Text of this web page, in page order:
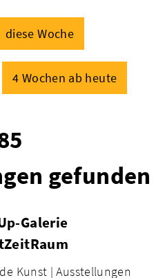
diese Woche
4 Wochen ab heute
gefunden
Galerie
Kunst | Ausstellungen